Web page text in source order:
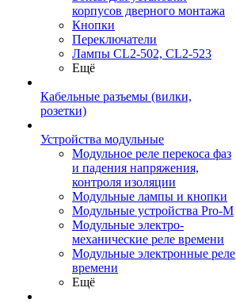
корпусов дверного монтажа
Кнопки
Переключатели
Лампы CL2-502, CL2-523
Ещё
Кабельные разъемы (вилки,
розетки)
Устройства модульные
Модульное реле перекоса фаз
и падения напряжения,
контроля изоляции
Модульные лампы и кнопки
Модульные устройства Pro-M
Модульные электро-
механические реле времени
Модульные электронные реле
времени
Ещё